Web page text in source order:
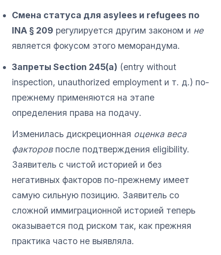
Смена статуса для asylees и refugees по
INA § 209 регулируется другим законом и не
является фокусом этого меморандума.
Запреты Section 245(a) (entry without
inspection, unauthorized employment и т. д.) по-
прежнему применяются на этапе
определения права на подачу.
Изменилась дискреционная оценка веса
факторовпосле подтверждения eligibility.
Заявитель с чистой историей и без
негативных факторов по-прежнему имеет
самую сильную позицию. Заявитель со
сложной иммиграционной историей теперь
оказывается под риском так, как прежняя
практика часто не выявляла.